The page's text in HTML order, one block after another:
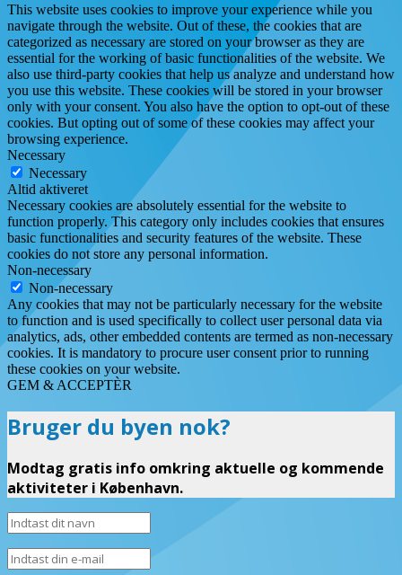
This website uses cookies to improve your experience while you
navigate through the website. Out of these, the cookies that are
categorized as necessary are stored on your browser as they are
essential for the working of basic functionalities of the website. We
also use third-party cookies that help us analyze and understand how
you use this website. These cookies will be stored in your browser
only with your consent. You also have the option to opt-out of these
cookies. But opting out of some of these cookies may affect your
browsing experience.
Necessary
Necessary
Altid aktiveret
Necessary cookies are absolutely essential for the website to
function properly. This category only includes cookies that ensures
basic functionalities and security features of the website. These
cookies do not store any personal information.
Non-necessary
Non-necessary
Any cookies that may not be particularly necessary for the website
to function and is used specifically to collect user personal data via
analytics, ads, other embedded contents are termed as non-necessary
cookies. It is mandatory to procure user consent prior to running
these cookies on your website.
GEM & ACCEPTÈR
Bruger du byen nok?
Modtag gratis info omkring aktuelle og kommende
aktiviteter i København.